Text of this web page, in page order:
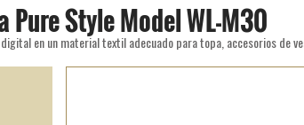
Style Model WL-M30